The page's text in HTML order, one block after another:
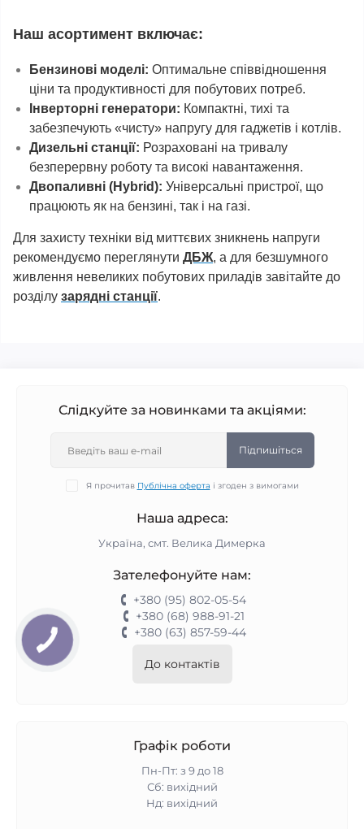
Наш асортимент включає:
Бензинові моделі: Оптимальне співвідношення
ціни та продуктивності для побутових потреб.
Інверторні генератори: Компактні, тихі та
забезпечують «чисту» напругу для гаджетів і котлів.
Дизельні станції: Розраховані на тривалу
безперервну роботу та високі навантаження.
Двопаливні (Hybrid): Універсальні пристрої, що
працюють як на бензині, так і на газі.
Для захисту техніки від миттєвих зникнень напруги
рекомендуємо переглянути ДБЖ, а для безшумного
живлення невеликих побутових приладів завітайте до
розділу зарядні станції.
Слідкуйте за новинками та акціями:
Підпишіться
Я прочитав Публічна оферта і згоден з вимогами
Наша адреса:
Україна, смт. Велика Димерка
Зателефонуйте нам:
+380 (95) 802-05-54
+380 (68) 988-91-21
+380 (63) 857-59-44
До контактів
Графік роботи
Пн-Пт: з 9 до 18
Сб: вихідний
Нд: вихідний